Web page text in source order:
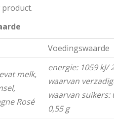
Voedingswaarde
melk,
Rosé
energie: 1059 kJ/
waarvan
waarvan suikers:
0,55 g